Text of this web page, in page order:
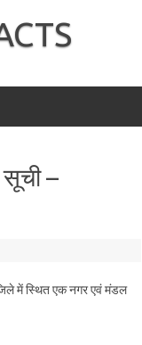
सूची –
में स्थित एक नगर एवं मंडल